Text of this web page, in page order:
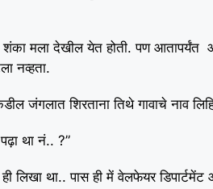
शंका मला देखील येत होती. पण आतापर्यंत
नव्हता.
जंगलात शिरताना तिथे गावाचे नाव
था नं.. ?”
ही लिखा था.. पास ही में वेलफेयर